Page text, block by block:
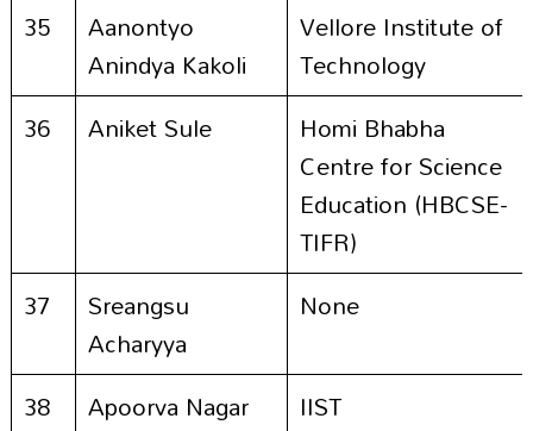
35
Aanontyo
Anindya Kakoli
Vellore Institute of
Technology
36
Aniket Sule
Homi Bhabha
Centre for Science
Education (HBCSE-
TIFR)
37
Sreangsu
Acharyya
None
38 Apoorva Nagar
IIST